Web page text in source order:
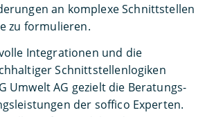
an komplexe Schnittstellen
zu formulieren.
Integrationen und die
Schnittstellenlogiken
Umwelt AG gezielt die Beratungs-
der soffico Experten.